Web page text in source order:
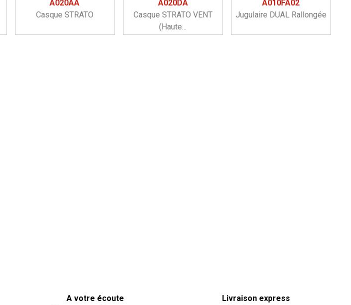
A020AA
Casque STRATO
A020DA
Casque STRATO VENT
(haute...
A010FA02
Jugulaire DUAL Rallongée
A votre écoute Livraison express